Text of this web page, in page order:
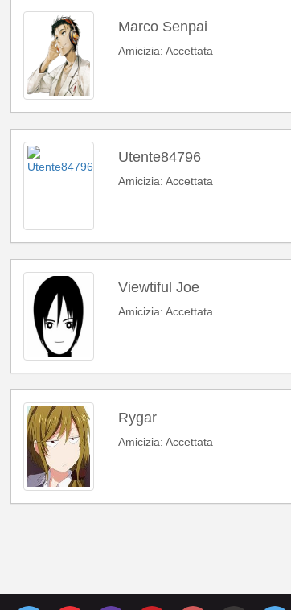
Marco Senpai
Amicizia: Accettata
Utente84796
Amicizia: Accettata
Viewtiful Joe
Amicizia: Accettata
Rygar
Amicizia: Accettata